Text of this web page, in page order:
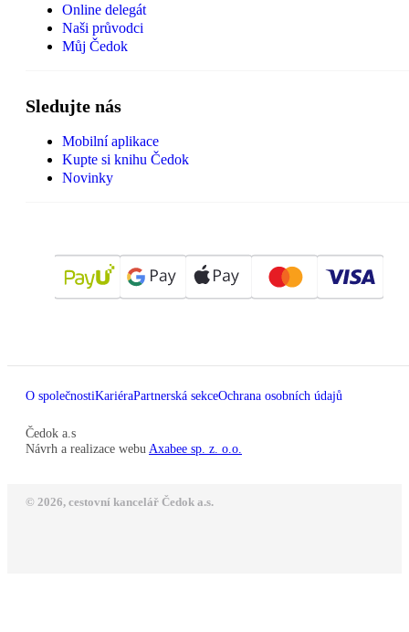
Online delegát
Naši průvodci
Můj Čedok
Sledujte nás
Mobilní aplikace
Kupte si knihu Čedok
Novinky
O společnostiKariéraPartnerská sekceOchrana osobních údajů
Čedok a.s
Návrh a realizace webu Axabee sp. z. o.o.
© 2026, cestovní kancelář Čedok a.s.